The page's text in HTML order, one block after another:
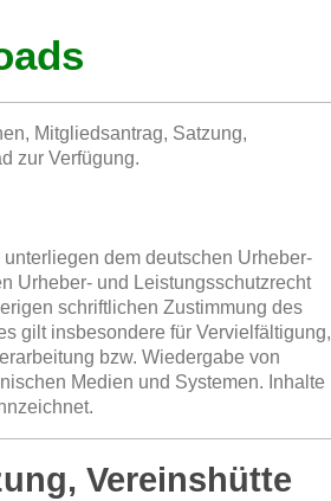
Mitgliedsantrag, Satzung,
zur Verfügung.
dem deutschen Urheber-
Urheber- und Leistungsschutzrecht
schriftlichen Zustimmung des
gilt insbesondere für Vervielfältigung,
bzw. Wiedergabe von
Medien und Systemen. Inhalte
Vereinshütte